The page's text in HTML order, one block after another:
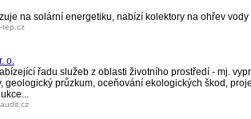
na solární energetiku, nabízí kolektory na ohřev
tep.cz
o.
řadu služeb z oblasti životního prostředí - mj.
geologický průzkum, oceňování ekologických škod,